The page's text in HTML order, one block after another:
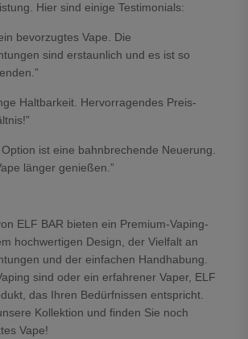
Hier sind einige Testimonials:
bevorzugtes Vape. Die
sind erstaunlich und es ist so
Haltbarkeit. Hervorragendes Preis-
ist eine bahnbrechende Neuerung.
länger genießen.”
ELF BAR bieten ein Premium-Vaping-
hochwertigen Design, der Vielfalt an
und der einfachen Handhabung.
sind oder ein erfahrener Vaper, ELF
das Ihren Bedürfnissen entspricht.
Kollektion und finden Sie noch
Vape!